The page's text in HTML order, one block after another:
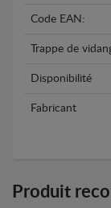
Code EAN:
Trappe de
Disponibilité
Fabricant
Produit